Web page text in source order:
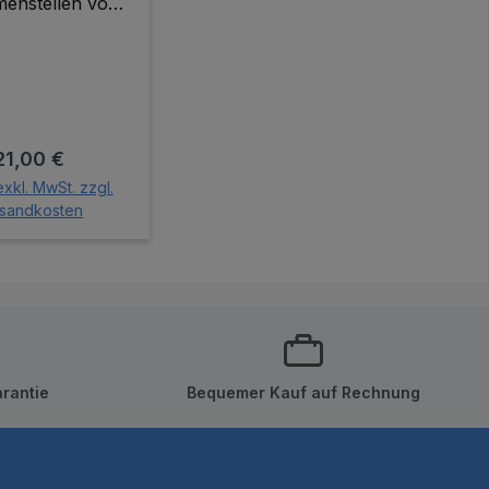
Preis:
€
MwSt. zzgl.
Bequemer Kauf auf Rechnung